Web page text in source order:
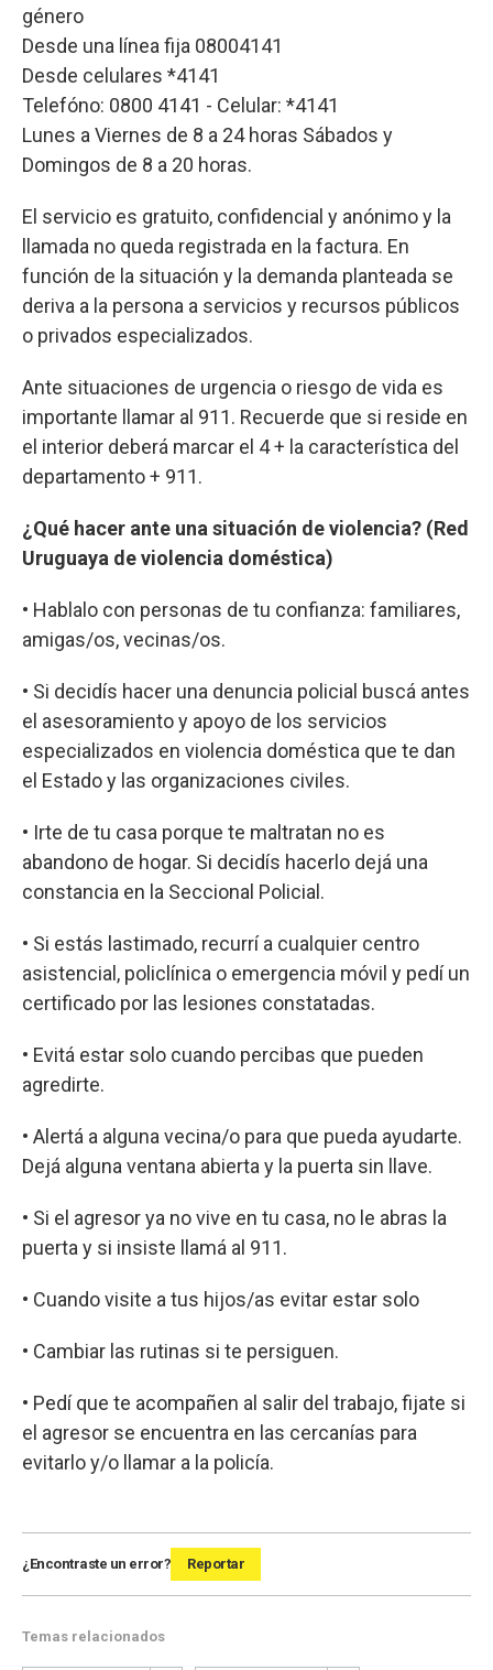
género
Desde una línea fija 08004141
Desde celulares *4141
Telefóno: 0800 4141 - Celular: *4141
Lunes a Viernes de 8 a 24 horas Sábados y
Domingos de 8 a 20 horas.
El servicio es gratuito, confidencial y anónimo y la
llamada no queda registrada en la factura. En
función de la situación y la demanda planteada se
deriva a la persona a servicios y recursos públicos
o privados especializados.
Ante situaciones de urgencia o riesgo de vida es
importante llamar al 911. Recuerde que si reside en
el interior deberá marcar el 4 + la característica del
departamento + 911.
¿Qué hacer ante una situación de violencia? (Red
Uruguaya de violencia doméstica)
• Hablalo con personas de tu confianza: familiares,
amigas/os, vecinas/os.
• Si decidís hacer una denuncia policial buscá antes
el asesoramiento y apoyo de los servicios
especializados en violencia doméstica que te dan
el Estado y las organizaciones civiles.
• Irte de tu casa porque te maltratan no es
abandono de hogar. Si decidís hacerlo dejá una
constancia en la Seccional Policial.
• Si estás lastimado, recurrí a cualquier centro
asistencial, policlínica o emergencia móvil y pedí un
certificado por las lesiones constatadas.
• Evitá estar solo cuando percibas que pueden
agredirte.
• Alertá a alguna vecina/o para que pueda ayudarte.
Dejá alguna ventana abierta y la puerta sin llave.
• Si el agresor ya no vive en tu casa, no le abras la
puerta y si insiste llamá al 911.
• Cuando visite a tus hijos/as evitar estar solo
• Cambiar las rutinas si te persiguen.
• Pedí que te acompañen al salir del trabajo, fijate si
el agresor se encuentra en las cercanías para
evitarlo y/o llamar a la policía.
¿Encontraste un error? Reportar
Temas relacionados